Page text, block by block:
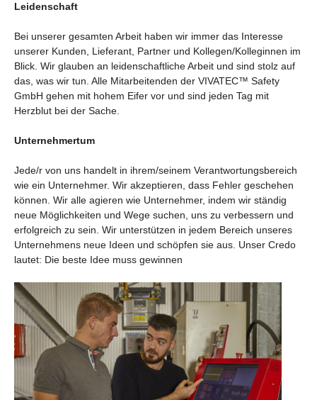
Leidenschaft
Bei unserer gesamten Arbeit haben wir immer das Interesse
unserer Kunden, Lieferant, Partner und Kollegen/Kolleginnen im
Blick. Wir glauben an leidenschaftliche Arbeit und sind stolz auf
das, was wir tun. Alle Mitarbeitenden der VIVATEC™ Safety
GmbH gehen mit hohem Eifer vor und sind jeden Tag mit
Herzblut bei der Sache.
Unternehmertum
Jede/r von uns handelt in ihrem/seinem Verantwortungsbereich
wie ein Unternehmer. Wir akzeptieren, dass Fehler geschehen
können. Wir alle agieren wie Unternehmer, indem wir ständig
neue Möglichkeiten und Wege suchen, uns zu verbessern und
erfolgreich zu sein. Wir unterstützen in jedem Bereich unseres
Unternehmens neue Ideen und schöpfen sie aus. Unser Credo
lautet: Die beste Idee muss gewinnen